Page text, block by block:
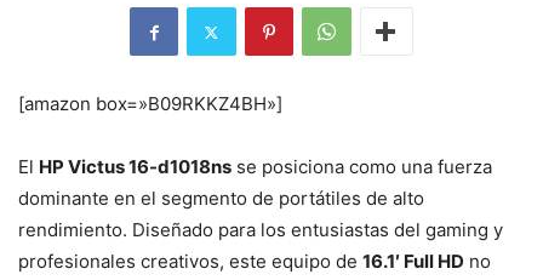
[amazon box=»B09RKKZ4BH»]
El HP Victus 16-d1018ns se posiciona como una fuerza
dominante en el segmento de portátiles de alto
rendimiento. Diseñado para los entusiastas del gaming y
profesionales creativos, este equipo de 16.1′ Full HD no